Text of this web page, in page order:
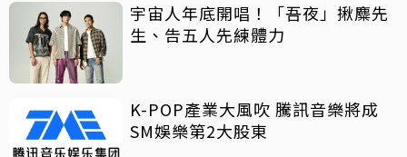
宇宙人年底開唱！「吾夜」揪麋先
生、告五人先練體力
K-POP產業大風吹 騰訊音樂將成
SM娛樂第2大股東